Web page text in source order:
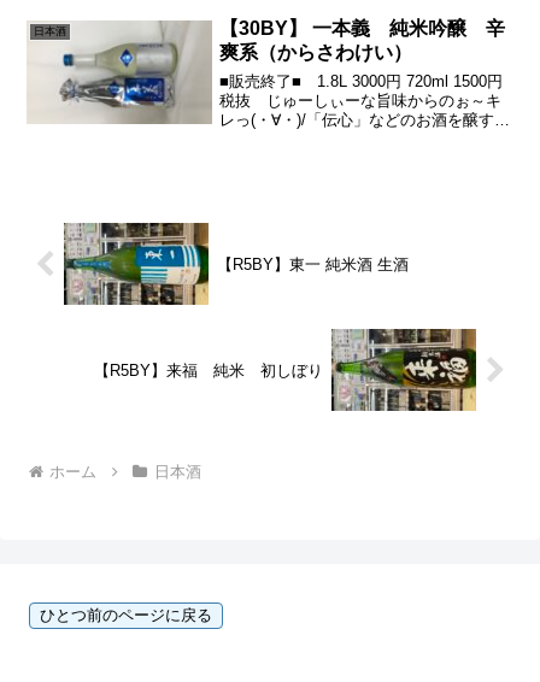
らーいに渋がどーん！これが...
日本酒
【30BY】 一本義 純米吟醸 辛
爽系（からさわけい）
■販売終了■ 1.8L 3000円 720ml 1500円
税抜 じゅーしぃーな旨味からのぉ～キ
レっ(・∀・)/「伝心」などのお酒を醸す一
【R5BY】東一 純米酒 生酒
【R5BY】来福 純米 初しぼり
ホーム 日本酒